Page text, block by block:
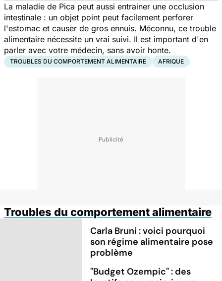
La maladie de Pica peut aussi entrainer une occlusion
intestinale : un objet point peut facilement perforer
l'estomac et causer de gros ennuis. Méconnu, ce trouble
alimentaire nécessite un vrai suivi. Il est important d'en
parler avec votre médecin, sans avoir honte.
TROUBLES DU COMPORTEMENT ALIMENTAIRE AFRIQUE
Troubles du comportement alimentaire
Carla Bruni : voici pourquoi
son régime alimentaire pose
problème
"Budget Ozempic" : des